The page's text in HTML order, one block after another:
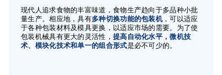
现代人追求食物的丰富味道，食物生产趋向于多品种小批
量生产。相应地，具有多种切换功能的包装机，可以适应
于各种包装材料及模具更换，以适应市场的需要。为了使
包装机械具有更大的灵活性， 提高自动化水平，微机技
术、模块化技术和单一的组合形式是必不可少的。